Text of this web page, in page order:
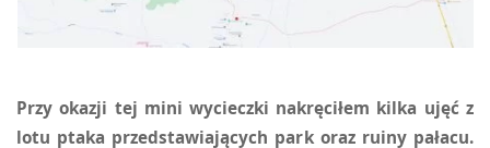
Przy okazji tej mini wycieczki nakręciłem kilka ujęć z
lotu ptaka przedstawiających park oraz ruiny pałacu.